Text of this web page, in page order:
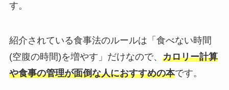
す。
紹介されている食事法のルールは「食べない時間
(空腹の時間)を増やす」だけなので、 カロリー計算
や食事の管理が面倒な人におすすめの本です。